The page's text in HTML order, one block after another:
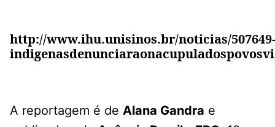
http://www.ihu.unisinos.br/noticias/507649-
A reportagem é de Alana Gandra e